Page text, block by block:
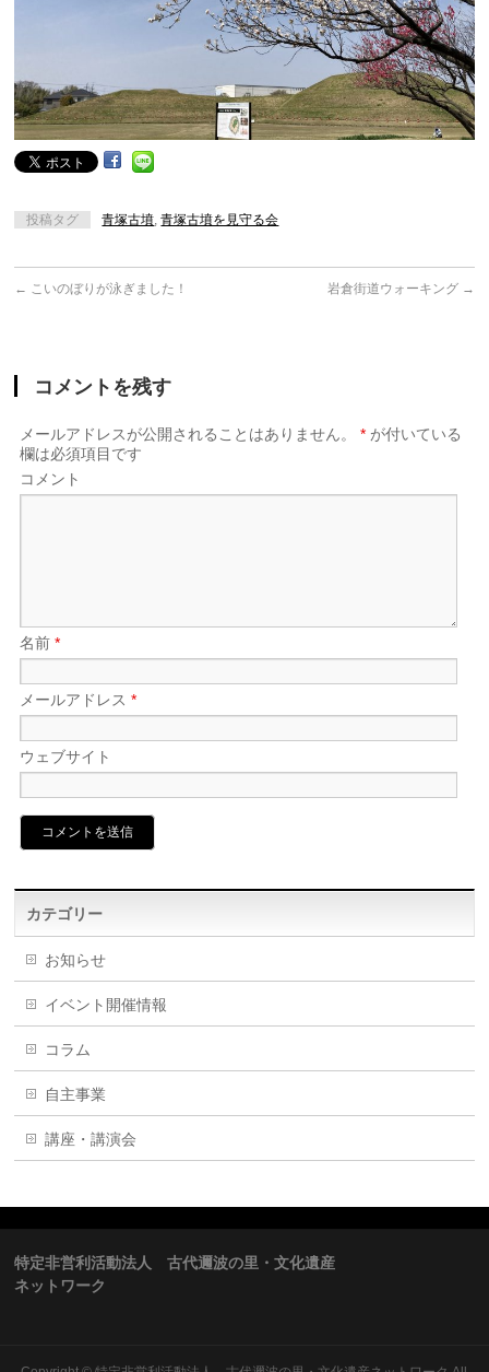
投稿タグ 青塚古墳,青塚古墳を見守る会
← こいのぼりが泳ぎました！ 岩倉街道ウォーキング →
コメントを残す
メールアドレスが公開されることはありません。 * が付いている
欄は必須項目です
コメント
名前*
メールアドレス*
ウェブサイト
カテゴリー
お知らせ
イベント開催情報
コラム
自主事業
講座・講演会
特定非営利活動法人 古代邇波の里・文化遺産
ネットワーク